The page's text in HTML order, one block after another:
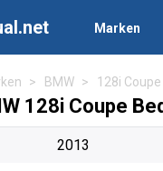
Marken
BMW 128i Coupe
128i Coupe
2013